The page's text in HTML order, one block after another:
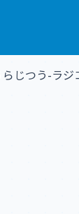
じつう-ラジ